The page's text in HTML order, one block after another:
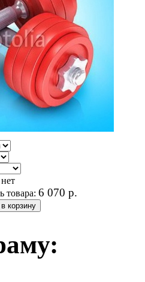
нет
товара: 6 070 р.